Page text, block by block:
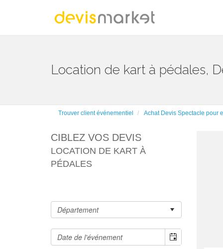
Location de kart à pédales,
Trouver client événementiel Achat Devis Spectacle pour
CIBLEZ VOS DEVIS
LOCATION DE KART À
PÉDALES
-